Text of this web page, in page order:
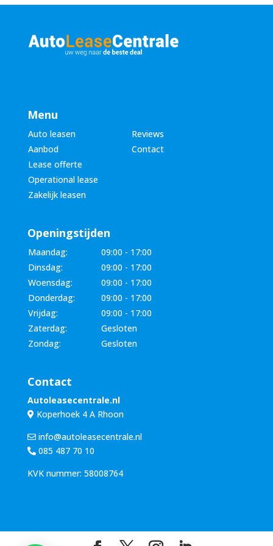
*
Menu
Auto leasen
Reviews
Aanbod
Contact
Lease offerte
Operational lease
Zakelijk leasen
Openingstijden
Maandag:
09:00 - 17:00
Dinsdag:
09:00 - 17:00
Woensdag:
09:00 - 17:00
Donderdag:
09:00 - 17:00
Vrijdag:
09:00 - 17:00
Zaterdag:
Gesloten
Zondag:
Gesloten
Contact
Autoleasecentrale.nl
Koperhoek 4 A Rhoon
info@autoleasecentrale.nl
085 487 70 10
KVK nummer: 58008764